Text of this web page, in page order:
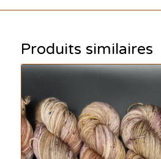
Produits similaires